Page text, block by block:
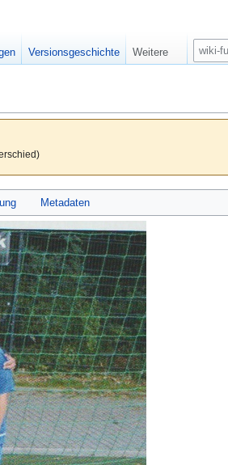
Metadaten
Versionsgeschichte Weitere
S
u
e